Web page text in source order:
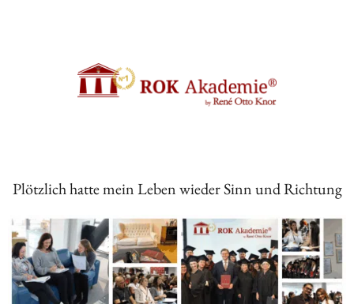
Plötzlich hatte mein Leben wieder Sinn und Richtung